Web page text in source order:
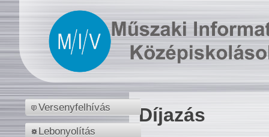
Versenyfelhívás
Lebonyolítás
Díjazás